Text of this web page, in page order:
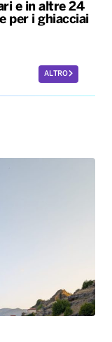
e in altre 24
per i ghiacciai
ALTRO